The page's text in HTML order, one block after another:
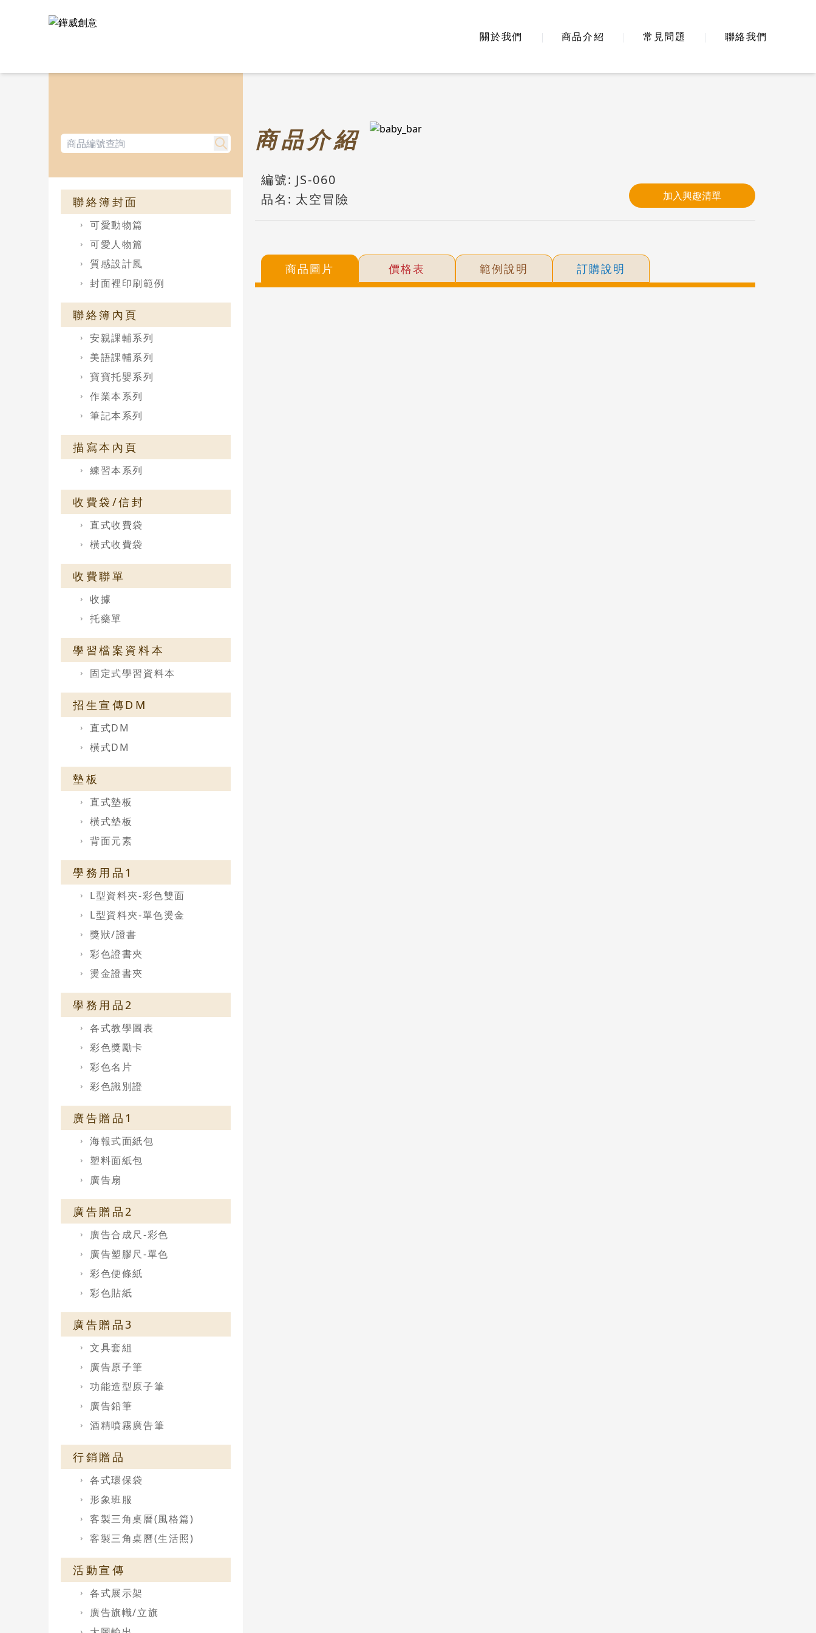
關於我們 商品介紹 常見問題 聯絡我們
聯絡簿封面
可愛動物篇
可愛人物篇
質感設計風
封面裡印刷範例
聯絡簿內頁
安親課輔系列
美語課輔系列
寶寶托嬰系列
作業本系列
筆記本系列
描寫本內頁
練習本系列
收費袋/信封
直式收費袋
橫式收費袋
收費聯單
收據
托藥單
學習檔案資料本
固定式學習資料本
招生宣傳DM
直式DM
橫式DM
墊板
直式墊板
橫式墊板
背面元素
學務用品1
L型資料夾-彩色雙面
L型資料夾-單色燙金
獎狀/證書
彩色證書夾
燙金證書夾
學務用品2
各式教學圖表
彩色獎勵卡
彩色名片
彩色識別證
廣告贈品1
海報式面紙包
塑料面紙包
廣告扇
廣告贈品2
廣告合成尺-彩色
廣告塑膠尺-單色
彩色便條紙
彩色貼紙
廣告贈品3
文具套組
廣告原子筆
功能造型原子筆
廣告鉛筆
酒精噴霧廣告筆
行銷贈品
各式環保袋
形象班服
客製三角桌曆(風格篇)
客製三角桌曆(生活照)
活動宣傳
各式展示架
廣告旗幟/立旗
商品介紹
編號: JS-060
品名: 太空冒險 加入興趣清單
商品圖片 價格表 範例說明 訂購說明